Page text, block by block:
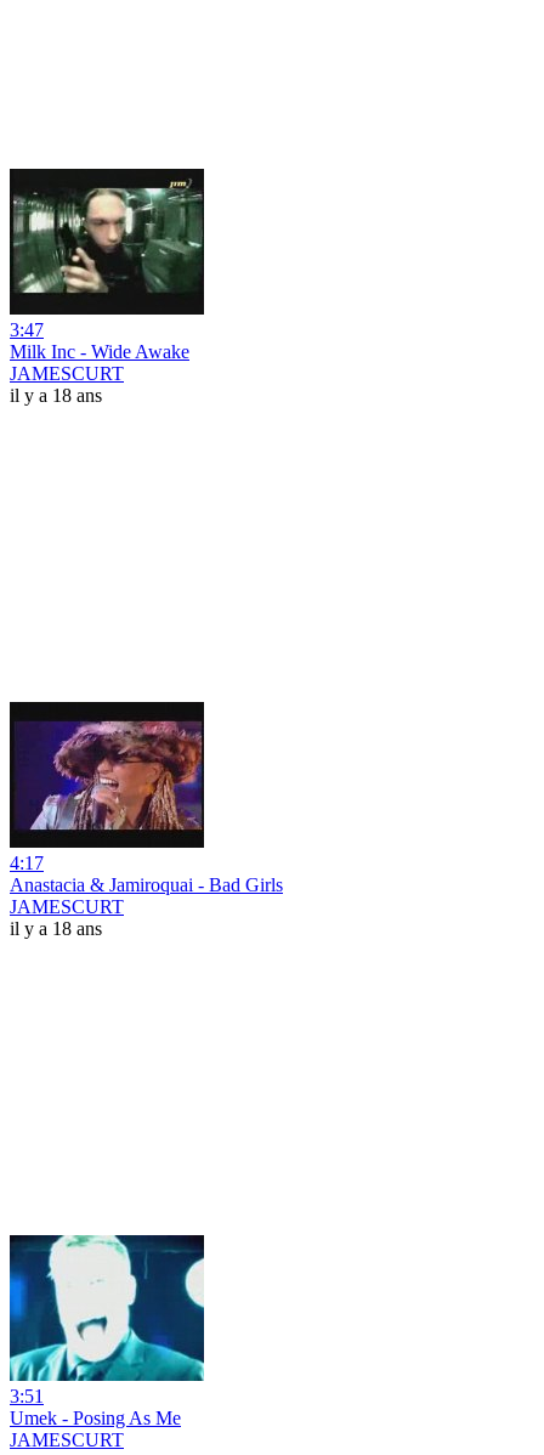
3:47
Milk Inc - Wide Awake
JAMESCURT
il y a 18 ans
4:17
Anastacia & Jamiroquai - Bad Girls
JAMESCURT
il y a 18 ans
3:51
Umek - Posing As Me
JAMESCURT